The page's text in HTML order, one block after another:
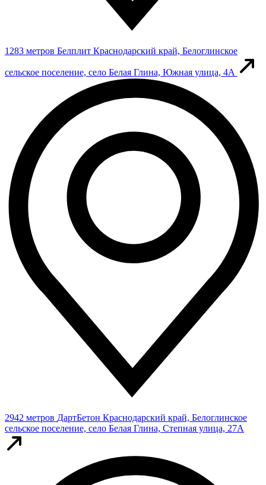
1283 метров Белплит Краснодарский край, Белоглинское
сельское поселение, село Белая Глина, Южная улица, 4А
2942 метров ДартБетон Краснодарский край, Белоглинское
сельское поселение, село Белая Глина, Степная улица, 27А